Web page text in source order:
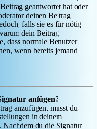
geantwortet hat oder
deinen Beitrag
falls sie es für nötig
dein Beitrag
dass normale Benutzer
wenn bereits jemand
anfügen?
anzufügen, musst du
in deinem
Nachdem du die Signatur